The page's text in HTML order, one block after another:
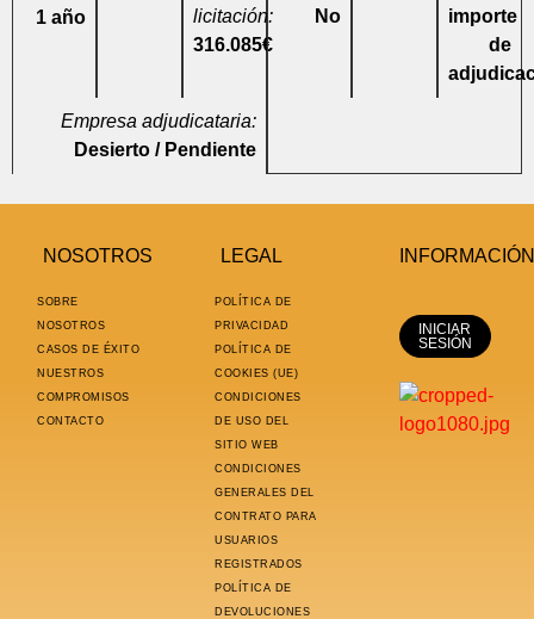
1 año
licitación:
316.085€
No
importe
de
Empresa adjudicataria:
Desierto / Pendiente
NOSOTROS
SOBRE
NOSOTROS
CASOS DE ÉXITO
NUESTROS
COMPROMISOS
CONTACTO
LEGAL
POLÍTICA DE
PRIVACIDAD
POLÍTICA DE
COOKIES (UE)
CONDICIONES
DE USO DEL
SITIO WEB
CONDICIONES
GENERALES DEL
CONTRATO PARA
USUARIOS
REGISTRADOS
POLÍTICA DE
DEVOLUCIONES
INFORMACIÓN
INICIAR
SESIÓN